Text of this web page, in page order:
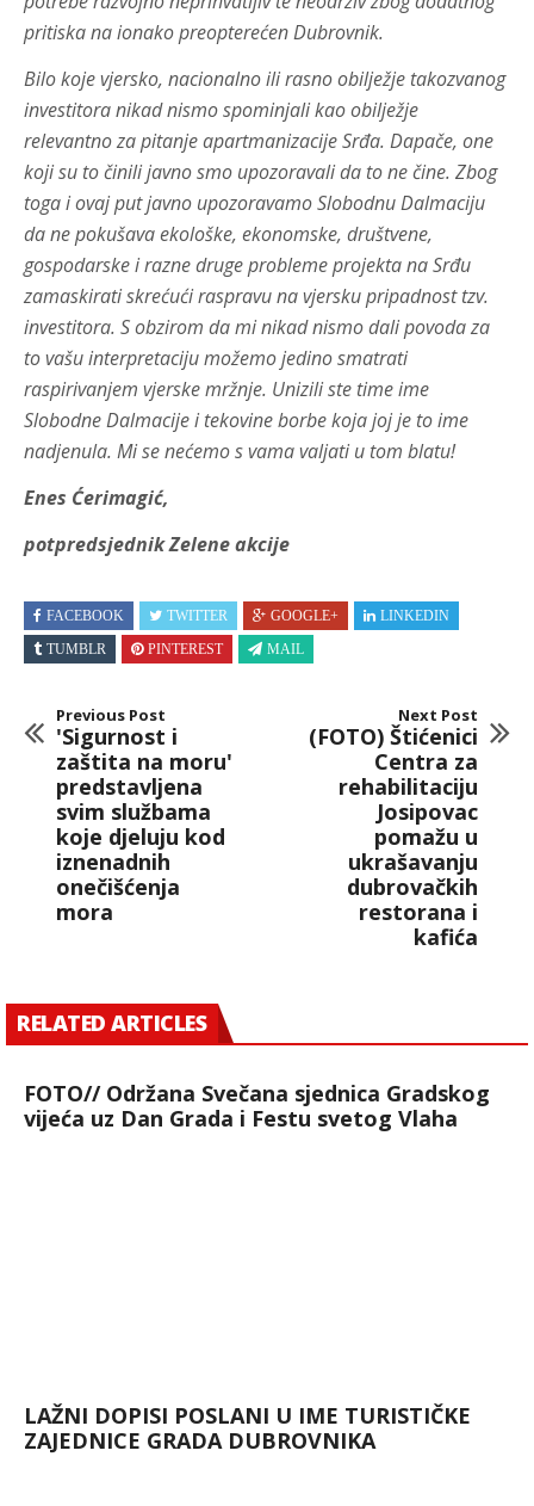
pritiska na ionako preopterećen Dubrovnik.
Bilo koje vjersko, nacionalno ili rasno obilježje takozvanog
investitora nikad nismo spominjali kao obilježje
relevantno za pitanje apartmanizacije Srđa. Dapače, one
koji su to činili javno smo upozoravali da to ne čine. Zbog
toga i ovaj put javno upozoravamo Slobodnu Dalmaciju
da ne pokušava ekološke, ekonomske, društvene,
gospodarske i razne druge probleme projekta na Srđu
zamaskirati skrećući raspravu na vjersku pripadnost tzv.
investitora. S obzirom da mi nikad nismo dali povoda za
to vašu interpretaciju možemo jedino smatrati
raspirivanjem vjerske mržnje. Unizili ste time ime
Slobodne Dalmacije i tekovine borbe koja joj je to ime
nadjenula. Mi se nećemo s vama valjati u tom blatu!
Enes Ćerimagić,
potpredsjednik Zelene akcije
FACEBOOK TWITTER GOOGLE+
LINKEDIN
TUMBLR
PINTEREST MAIL
Previous Post
'Sigurnost i
zaštita na moru'
predstavljena
svim službama
koje djeluju kod
iznenadnih
onečišćenja
mora
Next Post
(FOTO) Štićenici
Centra za
rehabilitaciju
Josipovac
pomažu u
ukrašavanju
dubrovačkih
restorana i
kafića
RELATED ARTICLES
FOTO// Održana Svečana sjednica Gradskog
vijeća uz Dan Grada i Festu svetog Vlaha
LAŽNI DOPISI POSLANI U IME TURISTIČKE
ZAJEDNICE GRADA DUBROVNIKA